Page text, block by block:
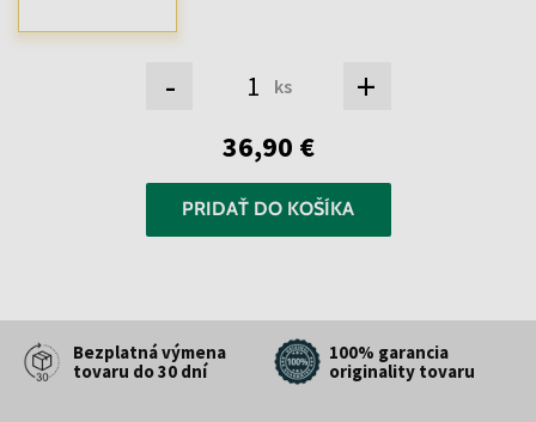
- ks +
36,90 €
PRIDAŤ DO KOŠÍKA
Bezplatná výmena
tovaru do 30 dní
100% garancia
originality tovaru